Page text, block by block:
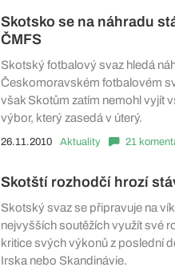
Skotsko se na náhradu
ČMFS
Skotský fotbalový svaz hledá
Českomoravském fotbalovém
však Skotům zatím nemohl vyjít
výbor, který zasedá v úterý.
26.11.2010 Aktuality 21
Skotští rozhodčí hrozí
Skotský svaz se připravuje na
nejvyšších soutěžích využít své
kritice svých výkonů z poslední
Irska nebo Skandinávie.